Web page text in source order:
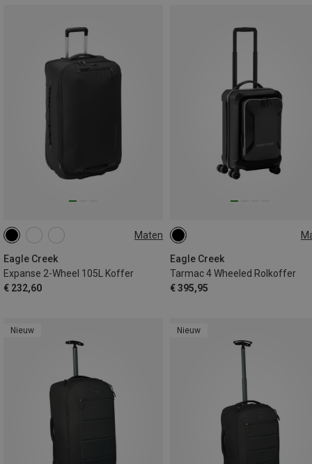
Maten
Eagle Creek
Expanse 2-Wheel 105L Koffer
€ 232,60
105L
Eagle Creek
Tarmac 4 Wheeled Rolkoffer
€ 395,95
40L
Nieuw Nieuw